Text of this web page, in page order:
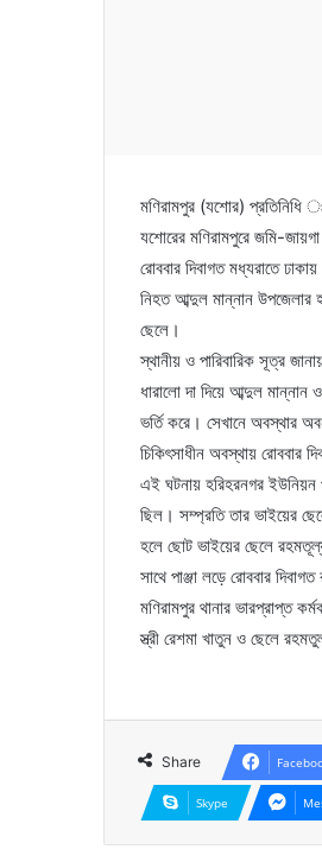
মণিরামপুর (যশোর) প্রতিনিধি
যশোরের মণিরামপুরে জমি-
রোববার দিবাগত মধ্যরাতে
নিহত আব্দুল মান্নান উপজেলার
ছেলে।
স্থানীয় ও পারিবারিক সূত্র
ধারালো দা দিয়ে আব্দুল
ভর্তি করে। সেখানে অবস্থার
চিকিৎসাধীন অবস্থায় রোববার
এই ঘটনায় হরিহরনগর ইউনিয়ন
ছিল। সম্প্রতি তার ভাইয়ের
হলে ছোট ভাইয়ের ছেলে
সাথে পাঞ্জা লড়ে রোববার
মণিরামপুর থানার ভারপ্রাপ্ত
স্ত্রী রেশমা খাতুন ও ছেলে
Share
Skype